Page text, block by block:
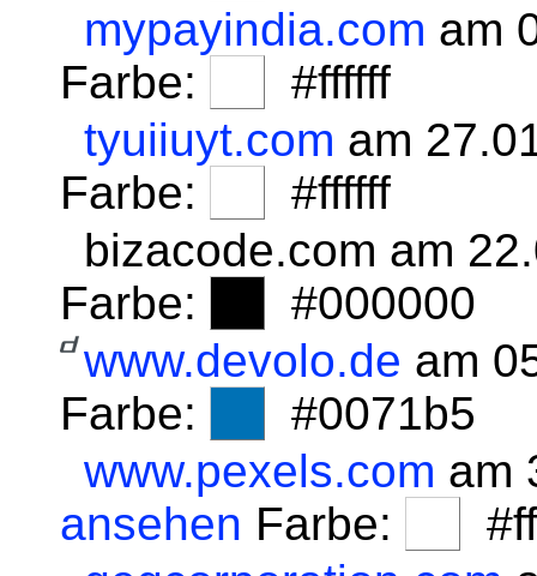
mypayindia.com am
Farbe:
#ffffff
tyuiiuyt.com am
Farbe:
#ffffff
bizacode.com am
Farbe:
#000000
www.devolo.de am
Farbe:
#0071b5
www.pexels.com am
ansehen Farbe: